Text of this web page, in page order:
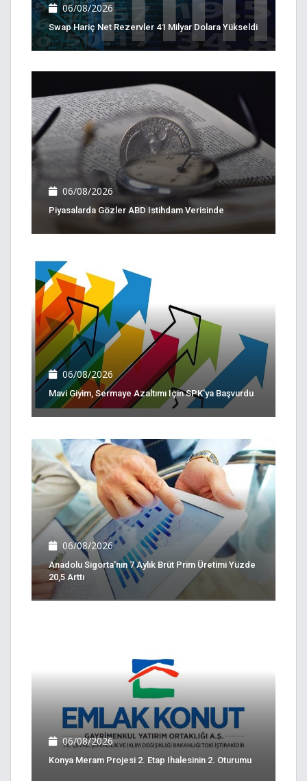
06/08/2026
Swap Hariç Net Rezervler 41 Milyar Dolara Yükseldi
06/08/2026
Piyasalarda Gözler ABD Istihdam Verisinde
06/08/2026
Mavi Giyim, Sermaye Azaltımı Için SPK'ya Başvurdu
06/08/2026
Anadolu Sigorta'nın 7 Aylık Brüt Prim Üretimi Yüzde
20,5 Arttı
06/08/2026
Konya Meram Projesi 2. Etap Ihalesinin 2. Oturumu